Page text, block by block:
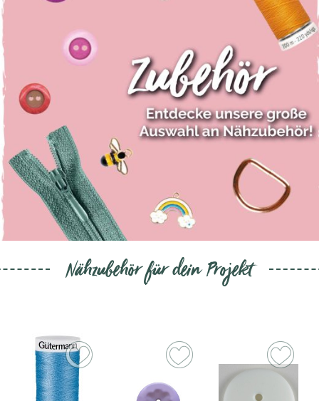
Nähzubehör für dein Projekt